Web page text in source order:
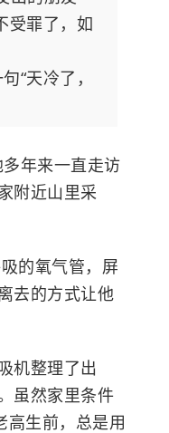
受罪了，如
“天冷了，
年来一直走访
附近山里采
的氧气管，屏
去的方式让他
机整理了出
虽然家里条件
生前，总是用